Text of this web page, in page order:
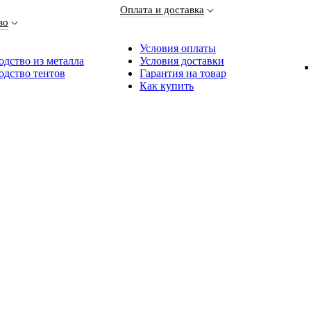
из металла
тентов
Оплата и доставка
Условия оплаты
Условия доставки
Гарантия на товар
Как купить